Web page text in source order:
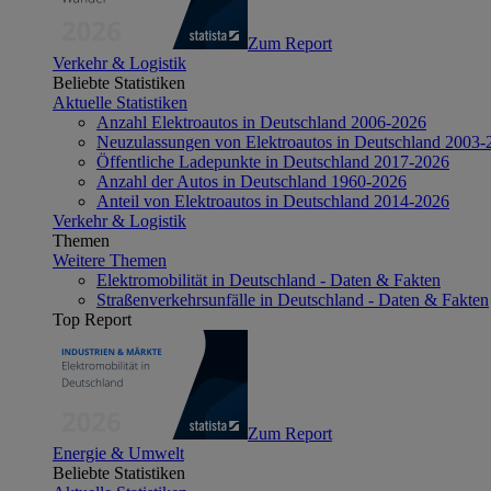
Zum Report
Verkehr & Logistik
Beliebte Statistiken
Aktuelle Statistiken
Anzahl Elektroautos in Deutschland 2006-2026
Neuzulassungen von Elektroautos in Deutschland 2003-
Öffentliche Ladepunkte in Deutschland 2017-2026
Anzahl der Autos in Deutschland 1960-2026
Anteil von Elektroautos in Deutschland 2014-2026
Verkehr & Logistik
Themen
Weitere Themen
Elektromobilität in Deutschland - Daten & Fakten
Straßenverkehrsunfälle in Deutschland - Daten & Fakten
Top Report
Zum Report
Energie & Umwelt
Beliebte Statistiken